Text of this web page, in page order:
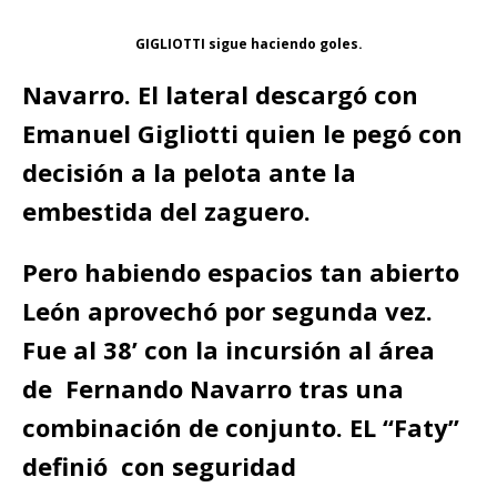
GIGLIOTTI sigue haciendo goles.
Navarro. El lateral descargó con
Emanuel Gigliotti quien le pegó con
decisión a la pelota ante la
embestida del zaguero.
Pero habiendo espacios tan abierto
León aprovechó por segunda vez.
Fue al 38’ con la incursión al área
de Fernando Navarro tras una
combinación de conjunto. EL “Faty”
definió con seguridad